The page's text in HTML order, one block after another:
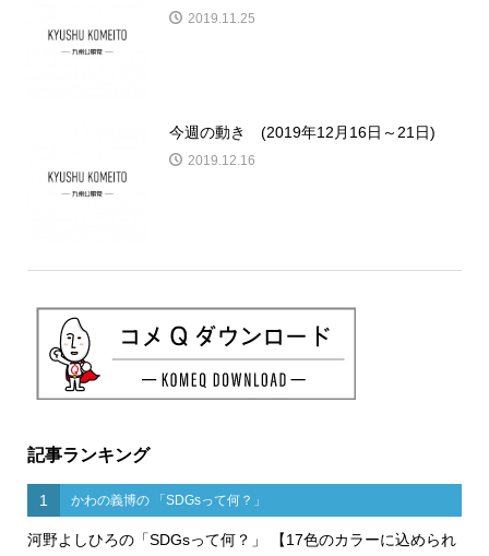
2019.11.25
今週の動き (2019年12月16日～21日)
2019.12.16
記事ランキング
1 かわの義博の 「SDGsって何？」
河野よしひろの「SDGsって何？」 【17色のカラーに込められ